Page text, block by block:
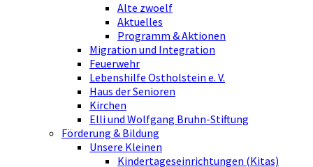
Alte zwoelf
Aktuelles
Programm & Aktionen
Migration und Integration
Feuerwehr
Lebenshilfe Ostholstein e. V.
Haus der Senioren
Kirchen
Elli und Wolfgang Bruhn-Stiftung
Förderung & Bildung
Unsere Kleinen
Kindertageseinrichtungen (Kitas)